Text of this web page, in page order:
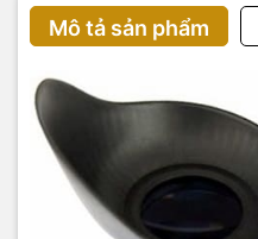
Mô tả sản phẩm